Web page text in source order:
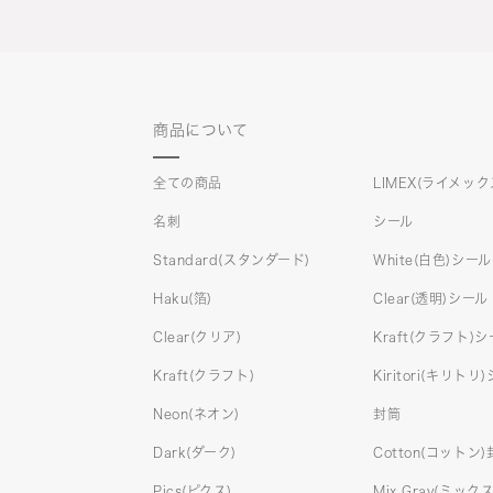
商品について
全ての商品
名刺
Standard(スタンダード)
Haku(箔)
Clear(クリア)
Kraft(クラフト)
Neon(ネオン)
Dark(ダーク)
LIMEX(ライメック
シール
White(白色)シール
Clear(透明)シール
Kraft(クラフト)シ
Kiritori(キリトリ)
封筒
Cotton(コットン)